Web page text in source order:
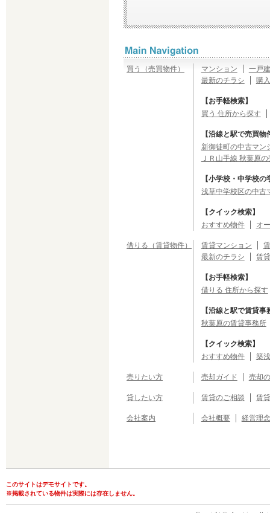
買う（売買物件） マンション
一戸
最新のチラシ
購
【お手軽検索】
買う 住所から探す
【沿線と駅で売買物
新御徒町の中古マン
ＪＲ山手線 秋葉原
【小学校・中学校
浅草中学校区の中古
【クイック検索】
おすすめ物件
オ
借りる（賃貸物件） 賃貸マンション
最新のチラシ
賃
【お手軽検索】
借りる 住所から探す
【沿線と駅で賃貸
秋葉原の賃貸事務所
【クイック検索】
おすすめ物件
築
売りたい方 売却ガイド 売却
貸したい方 賃貸のご相談 賃
会社案内 会社概要 経営理念
このサイトはデモサイトです。
※掲載されている物件は実際には存在しません。